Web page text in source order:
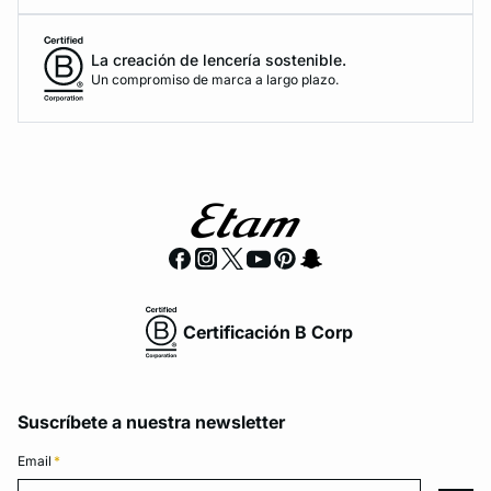
La creación de lencería sostenible.
Un compromiso de marca a largo plazo.
Certificación B Corp
Suscríbete a nuestra newsletter
Email *